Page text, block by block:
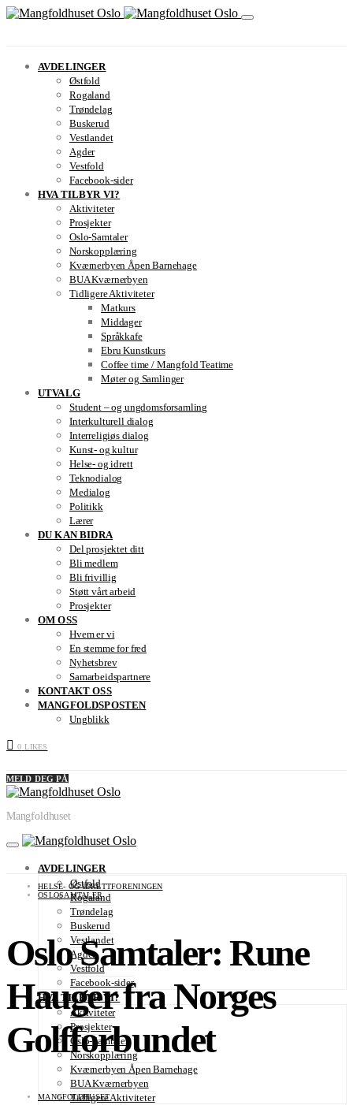
AVDELINGER
Østfold
Rogaland
Trøndelag
Buskerud
Vestlandet
Agder
Vestfold
Facebook-sider
HVA TILBYR VI?
Aktiviteter
Prosjekter
Oslo-Samtaler
Norskopplæring
Kværnerbyen Åpen Barnehage
BUA Kværnerbyen
Tidligere Aktiviteter
Matkurs
Middager
Språkkafe
Ebru Kunstkurs
Coffee time / Mangfold Teatime
Møter og Samlinger
UTVALG
Student – og ungdomsforsamling
Interkulturell dialog
Interreligiøs dialog
Kunst- og kultur
Helse- og idrett
Teknodialog
Medialog
Politikk
Lærer
DU KAN BIDRA
Del prosjektet ditt
Bli medlem
Bli frivillig
Støtt vårt arbeid
Prosjekter
OM OSS
Hvem er vi
En stemme for fred
Nyhetsbrev
Samarbeidspartnere
KONTAKT OSS
MANGFOLDSPOSTEN
Ungblikk
0 LIKES
MELD DEG PÅ
Mangfoldhuset
AVDELINGER
Østfold
Rogaland
Trøndelag
Buskerud
Vestlandet
Agder
Vestfold
Facebook-sider
HVA TILBYR VI?
Aktiviteter
Prosjekter
Oslo-Samtaler
Norskopplæring
Kværnerbyen Åpen Barnehage
BUA Kværnerbyen
Tidligere Aktiviteter
HELSE- OG IDRETTFORENINGEN
OSLOSAMTALER
Oslo Samtaler: Rune
Hauger fra Norges
Golfforbundet
MANGFOLDHUSET